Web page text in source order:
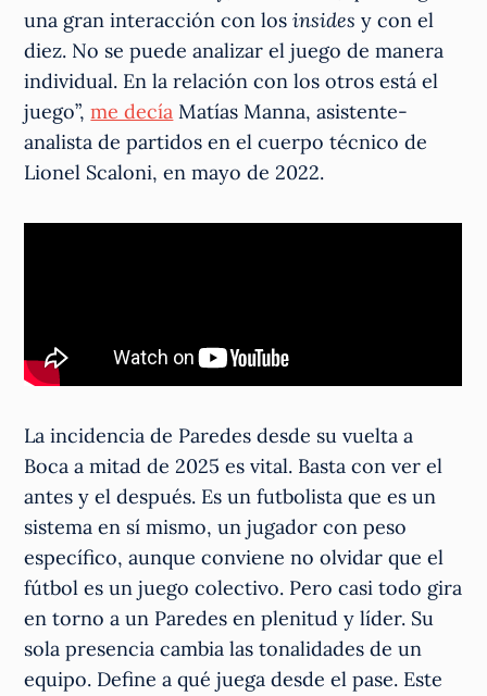
una gran interacción con losinsidesy con el
diez. No se puede analizar el juego de manera
individual. En la relación con los otros está el
juego”,me decía Matías Manna, asistente-
analista de partidos en el cuerpo técnico de
Lionel Scaloni, en mayo de 2022.
La incidencia de Paredes desde su vuelta a
Boca a mitad de 2025 es vital. Basta con ver el
antes y el después. Es un futbolista que es un
sistema en sí mismo, un jugador con peso
específico, aunque conviene no olvidar que el
fútbol es un juego colectivo. Pero casi todo gira
en torno a un Paredes en plenitud y líder. Su
sola presencia cambia las tonalidades de un
equipo. Define a qué juega desde el pase. Este